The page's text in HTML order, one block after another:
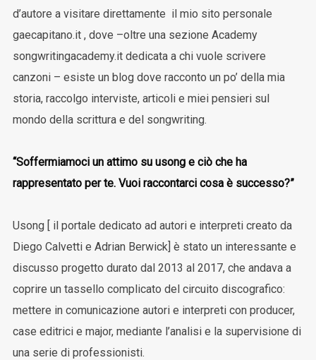
d’autore a visitare direttamente il mio sito personale
gaecapitano.it , dove –oltre una sezione Academy
songwritingacademy.it dedicata a chi vuole scrivere
canzoni – esiste un blog dove racconto un po’ della mia
storia, raccolgo interviste, articoli e miei pensieri sul
mondo della scrittura e del songwriting.
“Soffermiamoci un attimo su usong e ciò che ha
rappresentato per te. Vuoi raccontarci cosa è successo?”
Usong [ il portale dedicato ad autori e interpreti creato da
Diego Calvetti e Adrian Berwick] è stato un interessante e
discusso progetto durato dal 2013 al 2017, che andava a
coprire un tassello complicato del circuito discografico:
mettere in comunicazione autori e interpreti con producer,
case editrici e major, mediante l’analisi e la supervisione di
una serie di professionisti.